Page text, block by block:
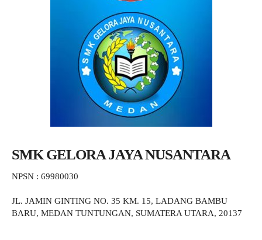
SMK GELORA JAYA NUSANTARA
NPSN : 69980030
JL. JAMIN GINTING NO. 35 KM. 15, LADANG BAMBU
BARU, MEDAN TUNTUNGAN, SUMATERA UTARA, 20137